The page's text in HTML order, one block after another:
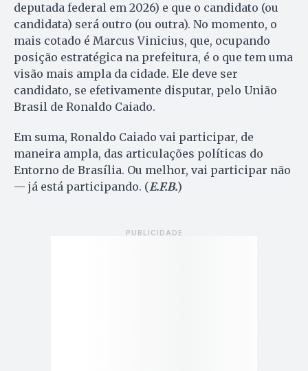
deputada federal em 2026) e que o candidato (ou
candidata) será outro (ou outra). No momento, o
mais cotado é Marcus Vinicius, que, ocupando
posição estratégica na prefeitura, é o que tem uma
visão mais ampla da cidade. Ele deve ser
candidato, se efetivamente disputar, pelo União
Brasil de Ronaldo Caiado.
Em suma, Ronaldo Caiado vai participar, de
maneira ampla, das articulações políticas do
Entorno de Brasília. Ou melhor, vai participar não
— já está participando. (E.F.B.)